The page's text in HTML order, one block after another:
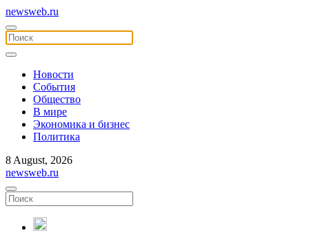
newsweb.ru
Новости
События
Общество
В мире
Экономика и бизнес
Политика
8 August, 2026
newsweb.ru